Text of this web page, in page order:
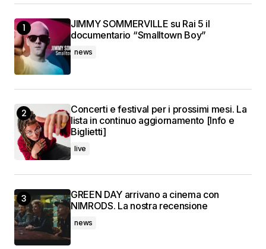
JIMMY SOMMERVILLE su Rai 5 il
documentario “Smalltown Boy”
news
Concerti e festival per i prossimi mesi. La
lista in continuo aggiornamento [Info e
Biglietti]
live
GREEN DAY arrivano a cinema con
NIMRODS. La nostra recensione
news